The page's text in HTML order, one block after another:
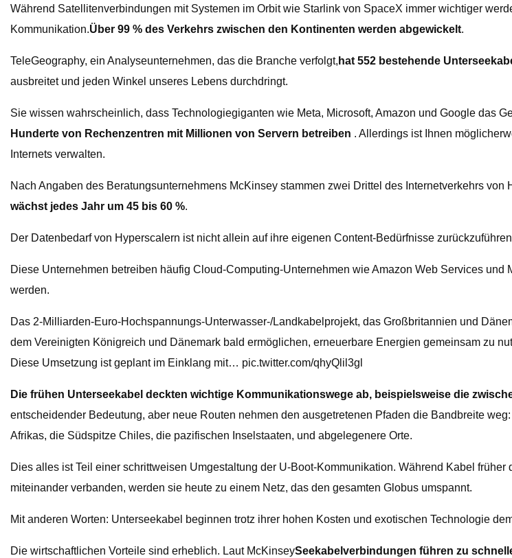
Während Satellitenverbindungen mit Systemen im Orbit wie Starlink von SpaceX immer wichtiger
Kommunikation.Über 99 % des Verkehrs zwischen den Kontinenten werden abgewickelt.
TeleGeography, ein Analyseunternehmen, das die Branche verfolgt, hat 552 bestehende
ausbreitet und jeden Winkel unseres Lebens durchdringt.
Sie wissen wahrscheinlich, dass Technologiegiganten wie Meta, Microsoft, Amazon und Google das
Hunderte von Rechenzentren mit Millionen von Servern betreiben . Allerdings ist Ihnen
Internets verwalten.
Nach Angaben des Beratungsunternehmens McKinsey stammen zwei Drittel des Internetverkehrs von
wächst jedes Jahr um 45 bis 60 %.
Der Datenbedarf von Hyperscalern ist nicht allein auf ihre eigenen Content-Bedürfnisse
Diese Unternehmen betreiben häufig Cloud-Computing-Unternehmen wie Amazon Web Services
werden.
Das 2-Milliarden-Euro-Hochspannungs-Unterwasser-/Landkabelprojekt, das Großbritannien und
dem Vereinigten Königreich und Dänemark bald ermöglichen, erneuerbare Energien gemeinsam zu
Diese Umsetzung ist geplant im Einklang mit… pic.twitter.com/qhyQlil3gl
Die frühen Unterseekabel deckten wichtige Kommunikationswege ab, beispielsweise die
entscheidender Bedeutung, aber neue Routen nehmen den ausgetretenen Pfaden die Bandbreite
Afrikas, die Südspitze Chiles, die pazifischen Inselstaaten, und abgelegenere Orte.
Dies alles ist Teil einer schrittweisen Umgestaltung der U-Boot-Kommunikation. Während Kabel
miteinander verbanden, werden sie heute zu einem Netz, das den gesamten Globus umspannt.
Mit anderen Worten: Unterseekabel beginnen trotz ihrer hohen Kosten und exotischen Technologie
Die wirtschaftlichen Vorteile sind erheblich. Laut McKinseySeekabelverbindungen führen zu